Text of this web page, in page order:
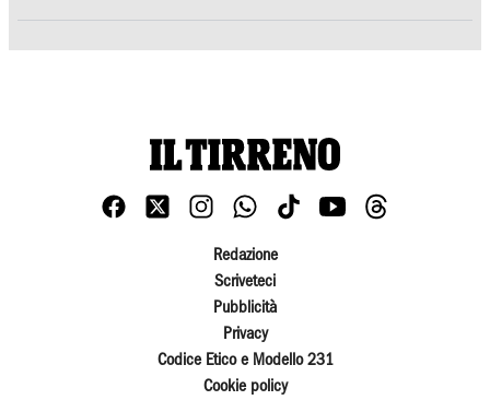
Redazione
Scriveteci
Pubblicità
Privacy
Codice Etico e Modello 231
Cookie policy